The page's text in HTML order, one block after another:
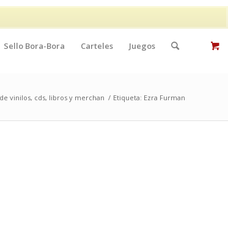
Mi cuenta Contacto
Sello Bora-Bora Carteles Juegos
vinilos, cds, libros y merchan / Etiqueta: Ezra Furman